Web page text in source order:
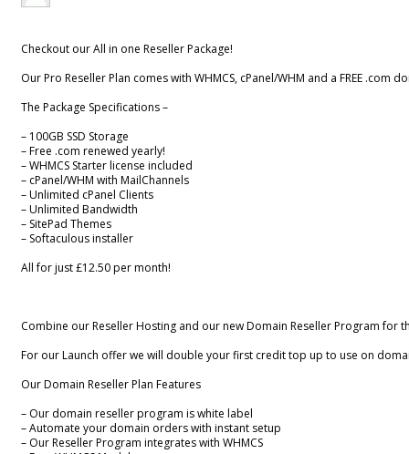
Checkout our All in one Reseller Package!
Our Pro Reseller Plan comes with WHMCS, cPanel/WHM and a FREE .com
The Package Specifications –
– 100GB SSD Storage
– Free .com renewed yearly!
– WHMCS Starter license included
– cPanel/WHM with MailChannels
– Unlimited cPanel Clients
– Unlimited Bandwidth
– SitePad Themes
– Softaculous installer
All for just £12.50 per month!
Combine our Reseller Hosting and our new Domain Reseller Program for
For our Launch offer we will double your first credit top up to use on
Our Domain Reseller Plan Features
– Our domain reseller program is white label
– Automate your domain orders with instant setup
– Our Reseller Program integrates with WHMCS